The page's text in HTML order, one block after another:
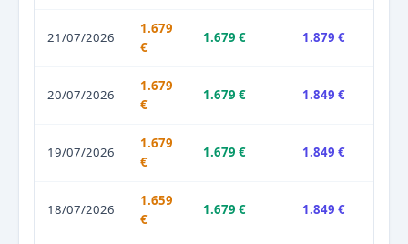
21/07/2026
1.679
€
1.679 € 1.879 €
20/07/2026
1.679
€
1.679 € 1.849 €
19/07/2026
1.679
€
1.679 € 1.849 €
18/07/2026
1.659
€
1.679 € 1.849 €